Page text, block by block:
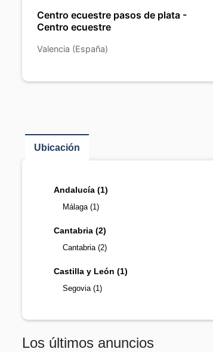
Centro ecuestre pasos de plata -
Centro ecuestre
Valencia (España)
Ubicación
Andalucía (1)
Málaga (1)
Cantabria (2)
Cantabria (2)
Castilla y León (1)
Segovia (1)
Los últimos anuncios